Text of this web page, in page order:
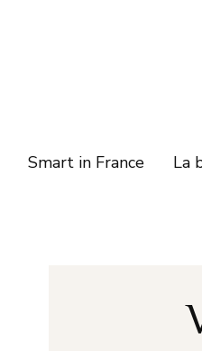
Smart in France La